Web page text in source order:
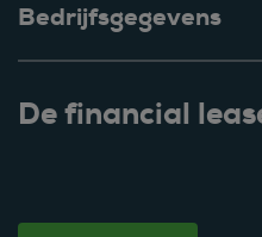
Bedrijfsgegevens
De financial